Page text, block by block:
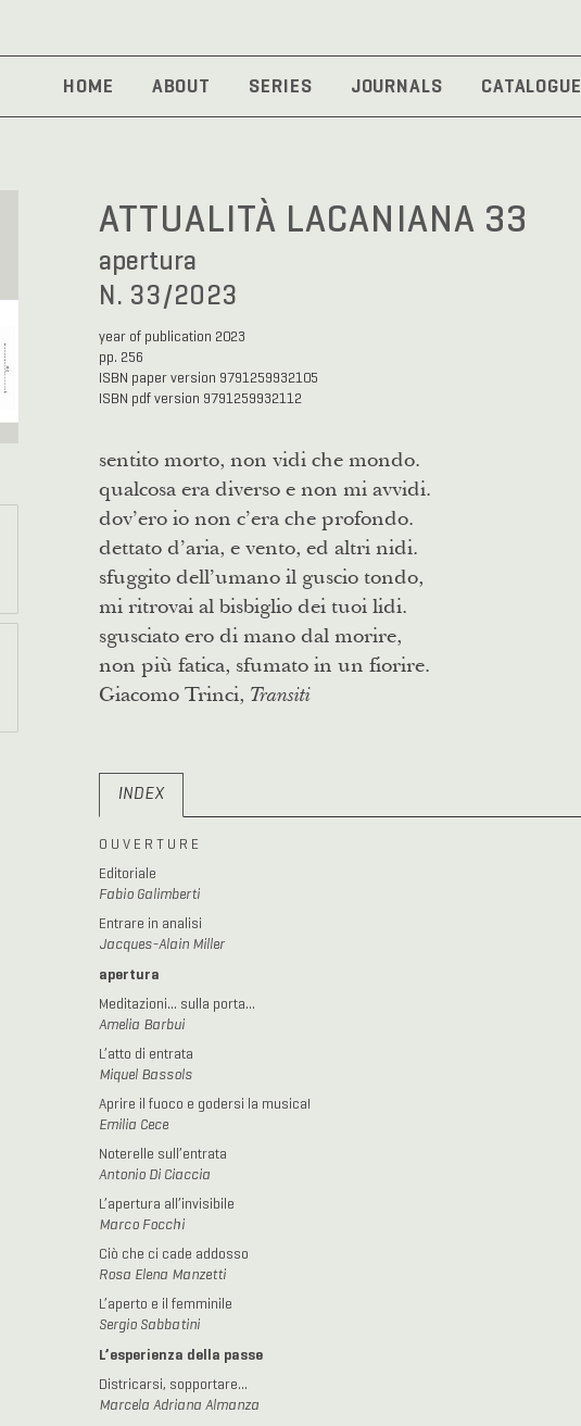
HOME ABOUT SERIES JOURNALS CATALOGUE
ATTUALITÀ LACANIANA 33
apertura
N. 33/2023
year of publication 2023
pp. 256
ISBN paper version 9791259932105
ISBN pdf version 9791259932112
sentito morto, non vidi che mondo.
qualcosa era diverso e non mi avvidi.
dov’ero io non c’era che profondo.
dettato d’aria, e vento, ed altri nidi.
sfuggito dell’umano il guscio tondo,
mi ritrovai al bisbiglio dei tuoi lidi.
sgusciato ero di mano dal morire,
non più fatica, sfumato in un fiorire.
Giacomo Trinci, Transiti
INDEX
O U V E R T U R E
Editoriale
Fabio Galimberti
Entrare in analisi
Jacques-Alain Miller
apertura
Meditazioni… sulla porta…
Amelia Barbui
L’atto di entrata
Miquel Bassols
Aprire il fuoco e godersi la musica!
Emilia Cece
Noterelle sull’entrata
Antonio Di Ciaccia
L’apertura all’invisibile
Marco Focchi
Ciò che ci cade addosso
Rosa Elena Manzetti
L’aperto e il femminile
Sergio Sabbatini
L’esperienza della passe
Districarsi, sopportare…
Marcela Adriana Almanza